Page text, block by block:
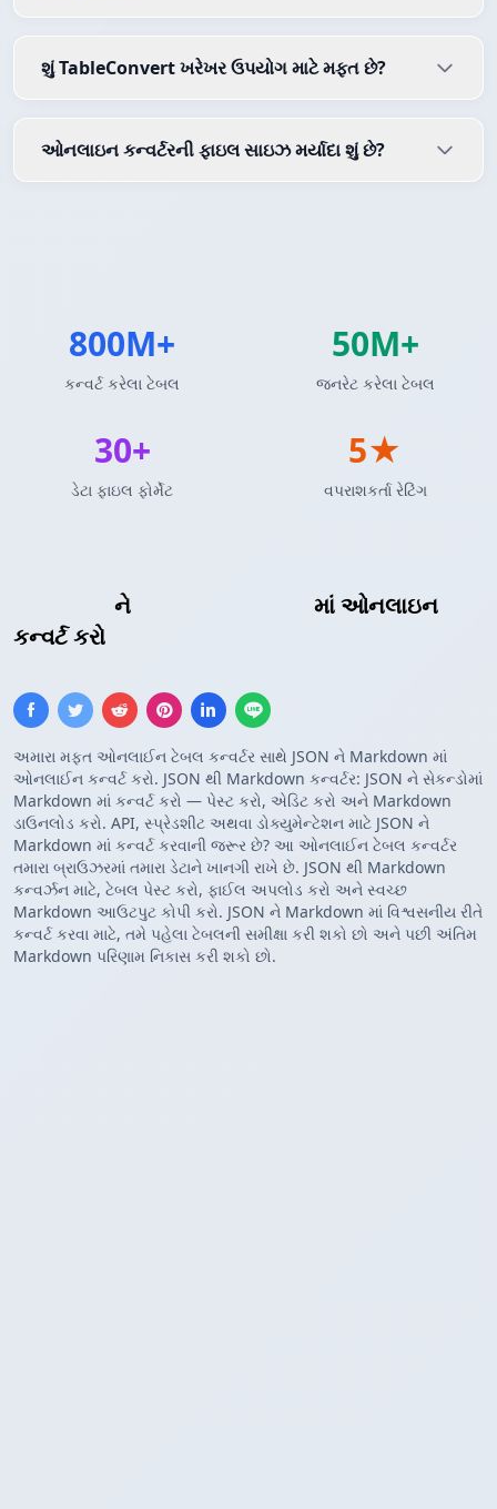
ને
માં ઓનલાઇન
કન્વર્ટ કરો
અમારા મફત ઓનલાઈન ટેબલ કન્વર્ટર સાથે JSON ને Markdown માં
ઓનલાઈન કન્વર્ટ કરો. JSON થી Markdown કન્વર્ટર: JSON ને સેકન્ડોમાં
Markdown માં કન્વર્ટ કરો — પેસ્ટ કરો, એડિટ કરો અને Markdown
ડાઉનલોડ કરો. API, સ્પ્રેડશીટ અથવા ડોક્યુમેન્ટેશન માટે JSON ને
Markdown માં કન્વર્ટ કરવાની જરૂર છે? આ ઓનલાઈન ટેબલ કન્વર્ટર
તમારા બ્રાઉઝરમાં તમારા ડેટાને ખાનગી રાખે છે. JSON થી Markdown
કન્વર્ઝન માટે, ટેબલ પેસ્ટ કરો, ફાઈલ અપલોડ કરો અને સ્વચ્છ
Markdown આઉટપુટ કોપી કરો. JSON ને Markdown માં વિશ્વસનીય રીતે
કન્વર્ટ કરવા માટે, તમે પહેલા ટેબલની સમીક્ષા કરી શકો છો અને પછી અંતિમ
Markdown પરિણામ નિકાસ કરી શકો છો.
શું TableConvert ખરેખર ઉપયોગ માટે મફત છે?
ઓનલાઇન કન્વર્ટરની ફાઇલ સાઇઝ મર્યાદા શું છે?
800M+
કન્વર્ટ કરેલા ટેબલ
50M+
જનરેટ કરેલા ટેબલ
30+
ડેટા ફાઇલ ફોર્મેટ
5★
વપરાશકર્તા રેટિંગ